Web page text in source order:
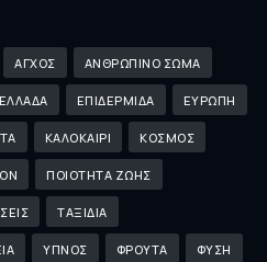
ΑΓΧΟΣ ΑΝΘΡΩΠΙΝΟ ΣΩΜΑ
ΕΛΛΑΔΑ ΕΠΙΔΕΡΜΙΔΑ ΕΥΡΩΠΗ
ΚΑΛΟΚΑΙΡΙ ΚΟΣΜΟΣ
ΠΟΙΟΤΗΤΑ ΖΩΗΣ
ΤΑΞΙΔΙΑ
ΥΠΝΟΣ ΦΡΟΥΤΑ ΦΥΣΗ